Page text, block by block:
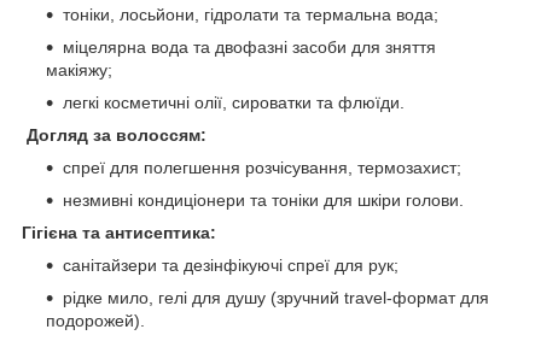
тоніки, лосьйони, гідролати та термальна вода;
міцелярна вода та двофазні засоби для зняття
макіяжу;
легкі косметичні олії, сироватки та флюїди.
Догляд за волоссям:
спреї для полегшення розчісування, термозахист;
незмивні кондиціонери та тоніки для шкіри голови.
Гігієна та антисептика:
санітайзери та дезінфікуючі спреї для рук;
рідке мило, гелі для душу (зручний travel-формат для
подорожей).